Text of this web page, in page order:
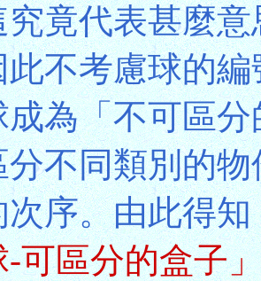
竟代表甚麼
不考慮球的
為「不可區
不同類別的
序。由此得
可區分的盒子